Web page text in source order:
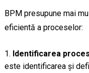
BPM presupune mai
eficientă a proceselor:
Identificarea
este identificarea și